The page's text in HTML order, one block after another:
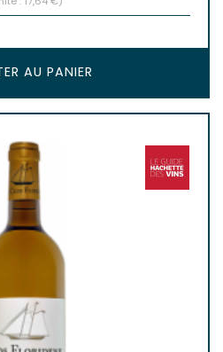
AU PANIER